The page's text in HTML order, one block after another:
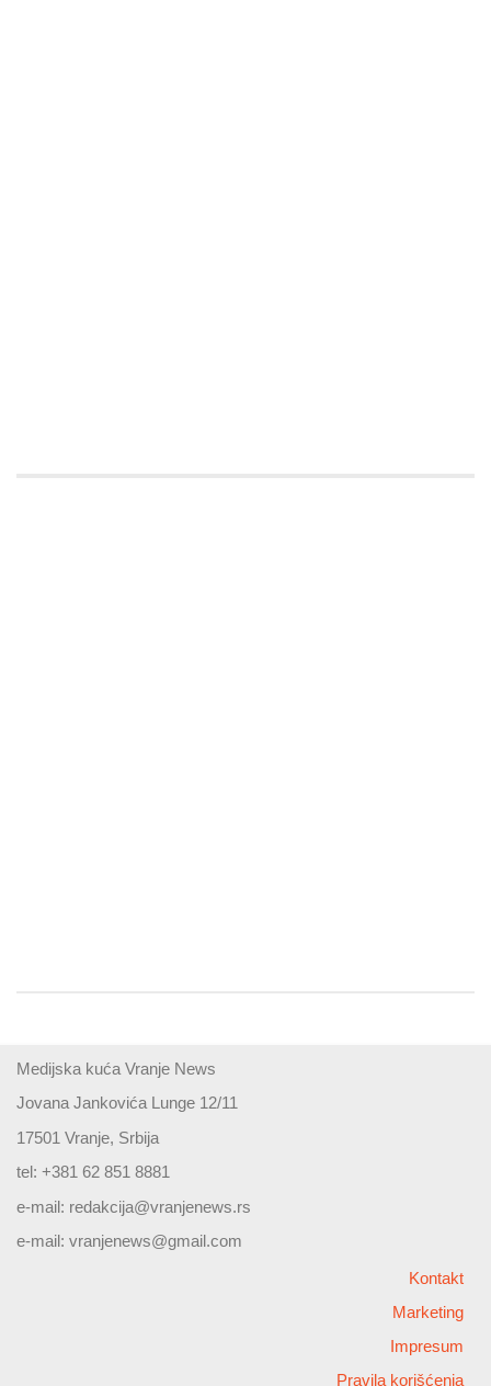
Medijska kuća Vranje News
Jovana Jankovića Lunge 12/11
17501 Vranje, Srbija
tel: +381 62 851 8881
e-mail: redakcija@vranjenews.rs
e-mail: vranjenews@gmail.com
Kontakt
Marketing
Impresum
Pravila korišćenja